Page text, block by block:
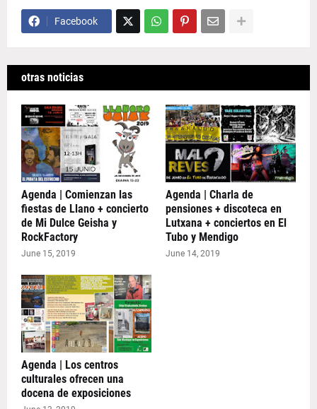
Facebook
otras noticias
Agenda | Comienzan las
fiestas de Llano + concierto
de Mi Dulce Geisha y
RockFactory
June 15, 2019
Agenda | Charla de
pensiones + discoteca en
Lutxana + conciertos en El
Tubo y Mendigo
June 14, 2019
Agenda | Los centros
culturales ofrecen una
docena de exposiciones